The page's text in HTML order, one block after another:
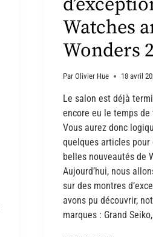
Watches
Wonders
Par Olivier Hue 18 avril
Le salon est déjà
encore eu le temps
Vous aurez donc
quelques articles
belles nouveautés de
Aujourd’hui, nous
sur des montres
avons pu découvrir,
marques : Grand